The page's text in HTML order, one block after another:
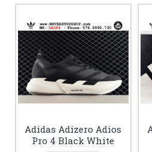
Adidas Adizero Adios
Pro 4 Black White